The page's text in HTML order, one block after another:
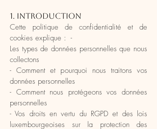
1. Introduction
Cette politique de confidentialité et de
cookies explique : -
Les types de données personnelles que nous
collectons
- Comment et pourquoi nous traitons vos
données personnelles
- Comment nous protégeons vos données
personnelles
- Vos droits en vertu du RGPD et des lois
luxembourgeoises sur la protection des